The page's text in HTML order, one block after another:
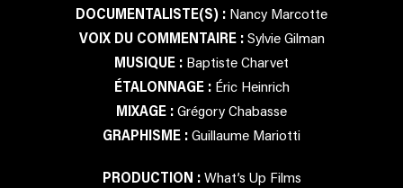
DOCUMENTALISTE(S) : Nancy Marcotte
VOIX DU COMMENTAIRE :Sylvie Gilman
MUSIQUE : Baptiste Charvet
ÉTALONNAGE : Éric Heinrich
MIXAGE :Grégory Chabasse
GRAPHISME :Guillaume Mariotti
PRODUCTION :What’s Up Films